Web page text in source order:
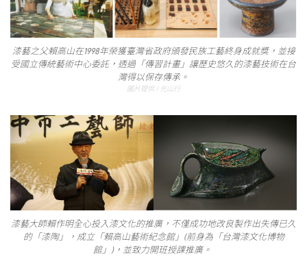
漆藝之父賴高山在1998年榮獲臺灣省政府頒發民族工藝終身成就獎，並接
受國立傳統藝術中心委託，透過「傳習計畫」讓歷史悠久的漆藝技術在台
灣得以保存傳承。
圖片提供 / 光山行
漆藝大師賴作明全心投入漆文化的推廣，不僅成功地改良製作出失傳已久
的「漆陶」，成立「賴高山藝術紀念館」(前身為「台灣漆文化博物
館」)，並致力開班授課推廣。